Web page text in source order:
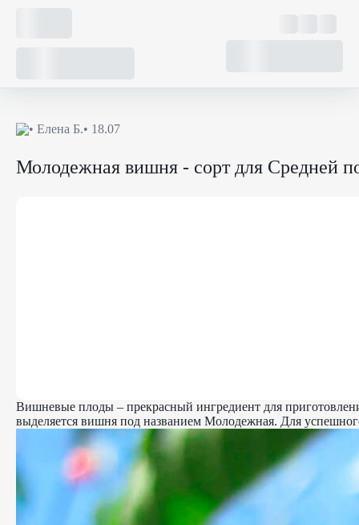
• Елена Б.• 18.07
Молодежная вишня - сорт для Средней
Вишневые плоды – прекрасный ингредиент для
выделяется вишня под названием Молодежная. Для